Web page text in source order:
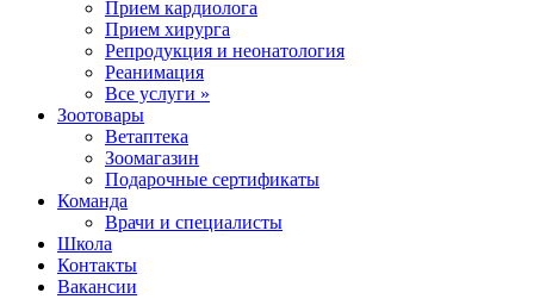
Прием кардиолога
Прием хирурга
Репродукция и неонатология
Реанимация
Все услуги »
Зоотовары
Ветаптека
Зоомагазин
Подарочные сертификаты
Команда
Врачи и специалисты
Школа
Контакты
Вакансии